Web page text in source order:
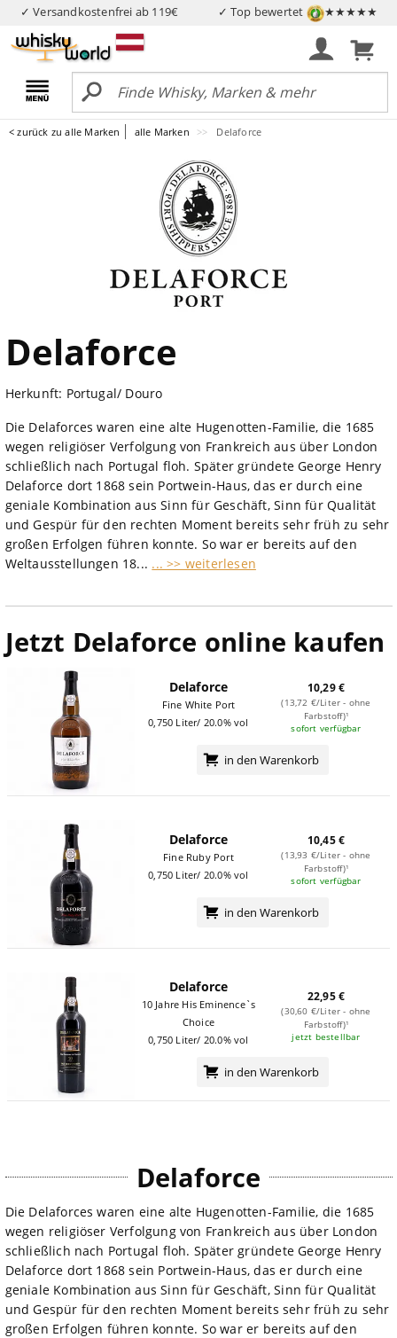
✓ Versandkostenfrei ab 119€ ✓ Top bewertet ★★★★★
< zurück zu alle Marken alle Marken Delaforce
Delaforce
Herkunft: Portugal/ Douro
Die Delaforces waren eine alte Hugenotten-Familie, die 1685
wegen religiöser Verfolgung von Frankreich aus über London
schließlich nach Portugal floh. Später gründete George Henry
Delaforce dort 1868 sein Portwein-Haus, das er durch eine
geniale Kombination aus Sinn für Geschäft, Sinn für Qualität
und Gespür für den rechten Moment bereits sehr früh zu sehr
großen Erfolgen führen konnte. So war er bereits auf den
Weltausstellungen 18... ... >> weiterlesen
Jetzt Delaforce online kaufen
Delaforce
Fine White Port
0,750 Liter/ 20.0% vol
10,29 €
(13,72 €/Liter - ohne
Farbstoff)¹
sofort verfügbar
in den Warenkorb
Delaforce
Fine Ruby Port
0,750 Liter/ 20.0% vol
10,45 €
(13,93 €/Liter - ohne
Farbstoff)¹
sofort verfügbar
in den Warenkorb
Delaforce
10 Jahre His Eminence`s
Choice
0,750 Liter/ 20.0% vol
22,95 €
(30,60 €/Liter - ohne
Farbstoff)¹
jetzt bestellbar
in den Warenkorb
Delaforce
Die Delaforces waren eine alte Hugenotten-Familie, die 1685
wegen religiöser Verfolgung von Frankreich aus über London
schließlich nach Portugal floh. Später gründete George Henry
Delaforce dort 1868 sein Portwein-Haus, das er durch eine
geniale Kombination aus Sinn für Geschäft, Sinn für Qualität
und Gespür für den rechten Moment bereits sehr früh zu sehr
großen Erfolgen führen konnte. So war er bereits auf den